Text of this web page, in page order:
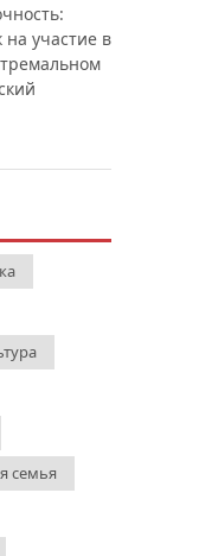
участие в
семья